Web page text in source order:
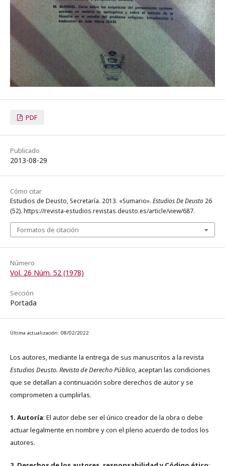
PDF
Publicado
2013-08-29
Cómo citar
Estudios de Deusto, Secretaría. 2013. «Sumario». Estudios De Deusto 26
(52). https://revista-estudios.revistas.deusto.es/article/view/687.
Formatos de citación
Número
Vol. 26 Núm. 52 (1978)
Sección
Portada
Última actualización: 08/02/2022
Los autores, mediante la entrega de sus manuscritos a la revista
Estudios Deusto. Revista de Derecho Público, aceptan las condiciones
que se detallan a continuación sobre derechos de autor y se
comprometen a cumplirlas.
1. Autoría: El autor debe ser el único creador de la obra o debe
actuar legalmente en nombre y con el pleno acuerdo de todos los
autores.